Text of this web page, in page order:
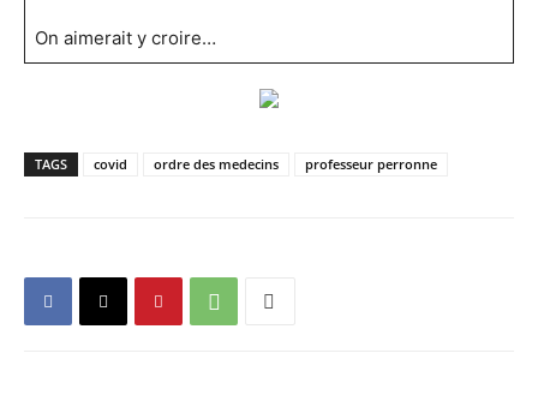
On aimerait y croire…
TAGS covid ordre des medecins professeur perronne